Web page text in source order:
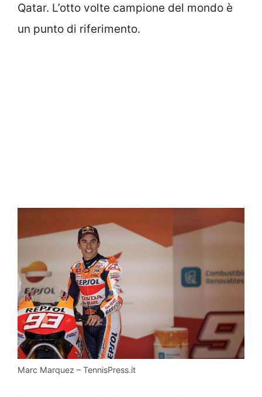
Qatar. L’otto volte campione del mondo è
un punto di riferimento.
Marc Marquez – TennisPress.it